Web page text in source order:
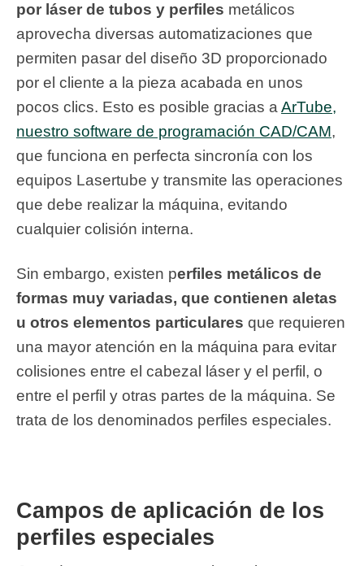
por láser de tubos y perfiles metálicos
aprovecha diversas automatizaciones que
permiten pasar del diseño 3D proporcionado
por el cliente a la pieza acabada en unos
pocos clics. Esto es posible gracias a ArTube,
nuestro software de programación CAD/CAM,
que funciona en perfecta sincronía con los
equipos Lasertube y transmite las operaciones
que debe realizar la máquina, evitando
cualquier colisión interna.
Sin embargo, existen perfiles metálicos de
formas muy variadas, que contienen aletas
u otros elementos particulares que requieren
una mayor atención en la máquina para evitar
colisiones entre el cabezal láser y el perfil, o
entre el perfil y otras partes de la máquina. Se
trata de los denominados perfiles especiales.
Campos de aplicación de los
perfiles especiales